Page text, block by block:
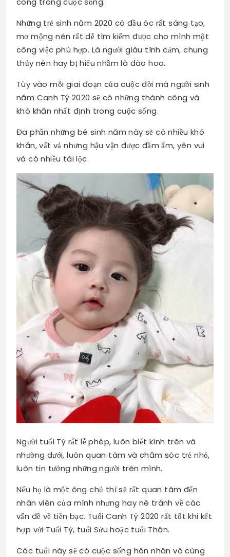
Những trẻ sinh năm 2020 có đầu óc rất sáng tạo,
mơ mộng nên rất dễ tìm kiếm được cho mình một
công việc phù hợp. Là người giàu tình cảm, chung
thủy nên hay bị hiểu nhầm là đào hoa.
Tùy vào mỗi giai đoạn của cuộc đời mà người sinh
năm Canh Tý 2020 sẽ có những thành công và
khó khăn nhất định trong cuộc sống.
Đa phần những bé sinh năm này sẽ có nhiều khó
khăn, vất vả nhưng hậu vận được đầm ấm, yên vui
và có nhiều tài lộc.
Người tuổi Tý rất lễ phép, luôn biết kính trên và
nhường dưới, luôn quan tâm và chăm sóc trẻ nhỏ,
luôn tin tưởng những người trên mình.
Nếu họ là một ông chủ thì sẽ rất quan tâm đến
nhân viên của mình nhưng hay né tránh về các
vấn đề về tiền bạc. Tuổi Canh Tý 2020 rất tốt khi kết
hợp với Tuổi Tý, tuổi Sửu hoặc tuổi Thân.
Các tuổi này sẽ có cuộc sống hôn nhân vô cùng